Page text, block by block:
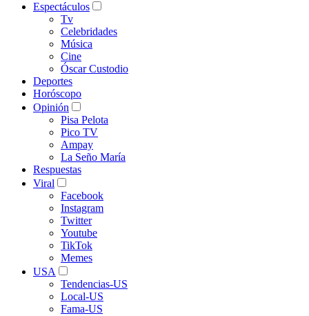
Espectáculos
Tv
Celebridades
Música
Cine
Óscar Custodio
Deportes
Horóscopo
Opinión
Pisa Pelota
Pico TV
Ampay
La Seño María
Respuestas
Viral
Facebook
Instagram
Twitter
Youtube
TikTok
Memes
USA
Tendencias-US
Local-US
Fama-US